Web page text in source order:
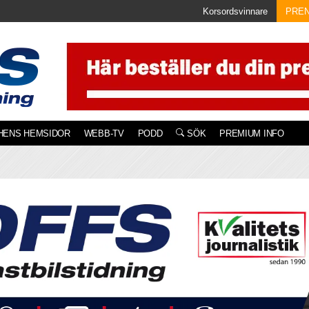
Korsordsvinnare
HEMSIDOR WEBB-TV PODD SÖK PREMIUM INFO